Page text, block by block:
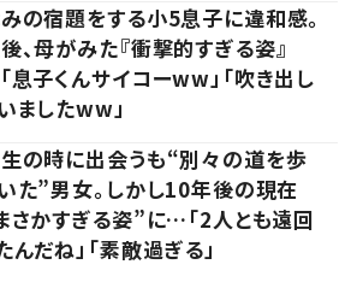
の宿題をする小5息子に違和感。
、母がみた『衝撃的すぎる姿』
息子くんサイコーww」「吹き出し
ましたww」
の時に出会うも“別々の道を歩
た”男女。しかし10年後の現在
かすぎる姿”に…「2人とも遠回
んだね」「素敵過ぎる」